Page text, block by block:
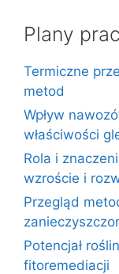
Plany prac
Termiczne
metod
Wpływ
właściwości
Rola i
wzroście i
Przegląd
Potencjał
fitoremediacji